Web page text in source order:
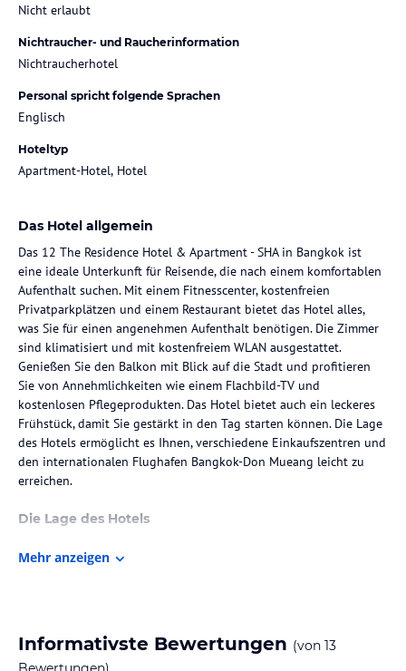
Nicht erlaubt
Nichtraucher- und Raucherinformation
Nichtraucherhotel
Personal spricht folgende Sprachen
Englisch
Hoteltyp
Apartment-Hotel, Hotel
Das Hotel allgemein
Das 12 The Residence Hotel & Apartment - SHA in Bangkok ist
eine ideale Unterkunft für Reisende, die nach einem komfortablen
Aufenthalt suchen. Mit einem Fitnesscenter, kostenfreien
Privatparkplätzen und einem Restaurant bietet das Hotel alles,
was Sie für einen angenehmen Aufenthalt benötigen. Die Zimmer
sind klimatisiert und mit kostenfreiem WLAN ausgestattet.
Genießen Sie den Balkon mit Blick auf die Stadt und profitieren
Sie von Annehmlichkeiten wie einem Flachbild-TV und
kostenlosen Pflegeprodukten. Das Hotel bietet auch ein leckeres
Frühstück, damit Sie gestärkt in den Tag starten können. Die Lage
des Hotels ermöglicht es Ihnen, verschiedene Einkaufszentren und
den internationalen Flughafen Bangkok-Don Mueang leicht zu
erreichen.
Die Lage des Hotels
günstiger Lage, nur 10 km vom IMPACT Muang Thong Thani
leicht zu erreichen. Der internationale Flughafen Bangkok-Don
Mueang ist nur 6 km vom Hotel entfernt, was die An- und Abreise
Mehr anzeigen
Informativste Bewertungen (von 13